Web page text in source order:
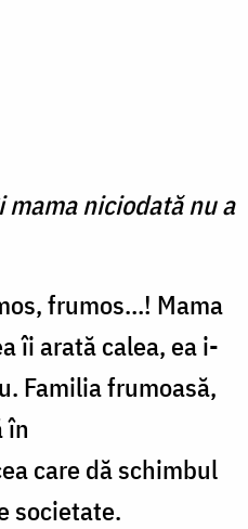
mama niciodată nu a
frumos…! Mama
îi arată calea, ea i-
Familia frumoasă,
în
care dă schimbul
societate.